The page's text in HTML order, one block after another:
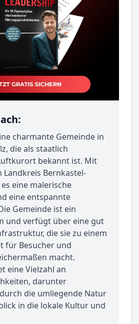
charmante Gemeinde in
die als staatlich
bekannt ist. Mit
Landkreis Bernkastel-
eine malerische
eine entspannte
Gemeinde ist ein
und verfügt über eine gut
die sie zu einem
für Besucher und
macht.
eine Vielzahl an
darunter
die umliegende Natur
in die lokale Kultur und